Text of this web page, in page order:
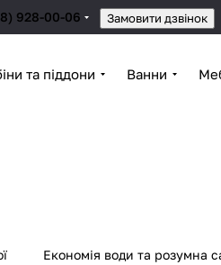
928-00-06 Замовити дзвінок
та піддони Ванни
Економія води та розумна